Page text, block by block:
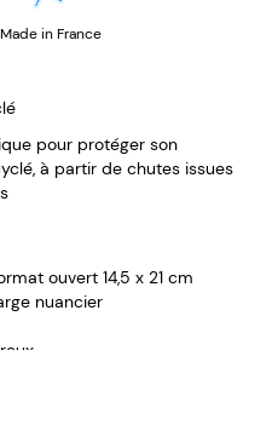
Made in France
pour protéger son
à partir de chutes issues
ouvert 14,5 x 21 cm
nuancier